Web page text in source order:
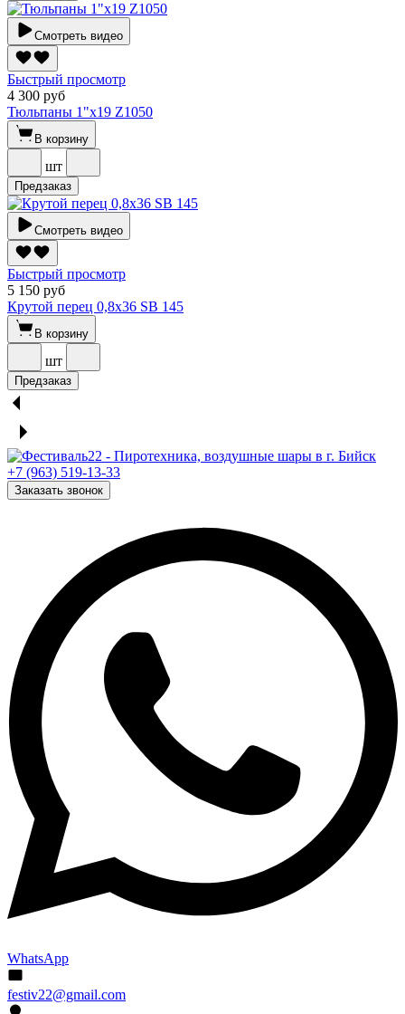
Смотреть видео
Быстрый просмотр
4 300 руб
Тюльпаны 1"х19 Z1050
В корзину
шт
Предзаказ
Смотреть видео
Быстрый просмотр
5 150 руб
Крутой перец 0,8х36 SВ 145
В корзину
шт
Предзаказ
+7 (963) 519-13-33
Заказать звонок
WhatsApp
festiv22@gmail.com